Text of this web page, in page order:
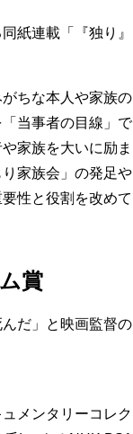
紙連載「『独り』
ちな本人や家族の
当事者の目線」で
家族を大いに励ま
家族会」の発足や
性と役割を改めて
賞
だ」と映画監督の
メンタリーコレク